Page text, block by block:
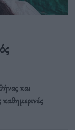
και